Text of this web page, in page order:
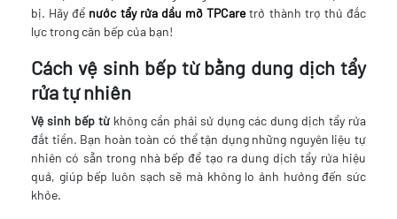
bị. Hãy để nước tẩy rửa dầu mỡ TPCaretrở thành trợ thủ đắc
lực trong căn bếp của bạn!
Cách vệ sinh bếp từ bằng dung dịch tẩy
rửa tự nhiên
Vệ sinh bếp từkhông cần phải sử dụng các dung dịch tẩy rửa
đắt tiền. Bạn hoàn toàn có thể tận dụng những nguyên liệu tự
nhiên có sẵn trong nhà bếp để tạo ra dung dịch tẩy rửa hiệu
quả, giúp bếp luôn sạch sẽ mà không lo ảnh hưởng đến sức
khỏe.